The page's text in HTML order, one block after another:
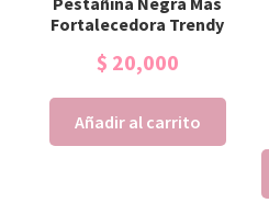
Fortalecedora Trendy
$ 20,000
Añadir al carrito